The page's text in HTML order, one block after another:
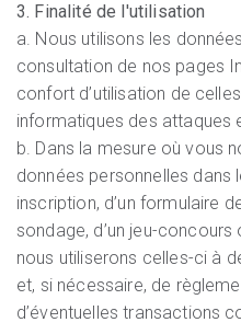
3. Finalité de l'utilisation
a. Nous utilisons les
consultation de nos pages
confort d’utilisation de
informatiques des attaques
b. Dans la mesure où vous
données personnelles dans
inscription, d’un formulaire
sondage, d’un jeu-concours
nous utiliserons celles-ci à
et, si nécessaire, de
d’éventuelles transactions